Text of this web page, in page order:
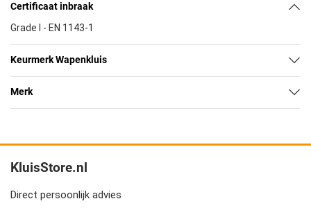
Certificaat inbraak
Grade I - EN 1143-1
Keurmerk Wapenkluis
Merk
KluisStore.nl
Direct persoonlijk advies